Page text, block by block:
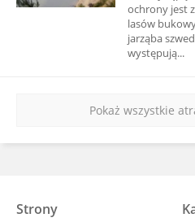
ochrony jest
lasów
jarząba
występują...
Pokaż wszystkie
Strony